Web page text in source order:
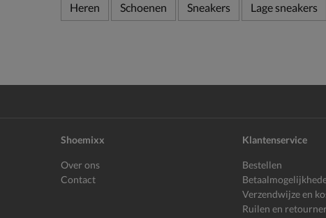
Heren Schoenen Sneakers Lage sneakers
Shoemixx
Over ons
Contact
Klantenservice
Bestellen
Verzendwijze en
Ruilen en